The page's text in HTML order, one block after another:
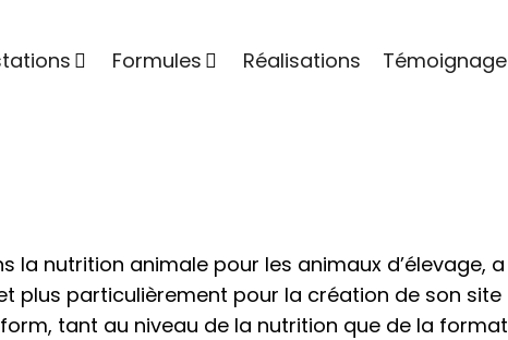
Formules Réalisations
la nutrition animale pour les animaux d’élevage,
particulièrement pour la création de son site
tant au niveau de la nutrition que de la